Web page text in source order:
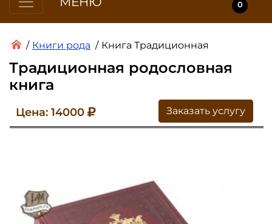
0
/ Книги рода / Книга Традиционная
Традиционная родословная
книга
Цена: 14000 Заказать услугу